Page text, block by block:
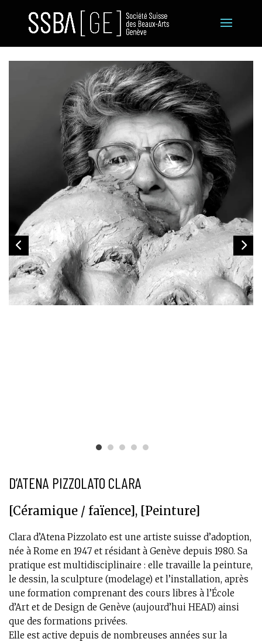
D’ATENA PIZZOLATO CLARA
[Céramique / faïence], [Peinture]
Clara d’Atena Pizzolato est une artiste suisse d’adoption,
née à Rome en 1947 et résidant à Genève depuis 1980. Sa
pratique est multidisciplinaire : elle travaille la peinture,
le dessin, la sculpture (modelage) et l’installation, après
une formation comprenant des cours libres à l’École
d’Art et de Design de Genève (aujourd’hui HEAD) ainsi
que des formations privées.
Elle est active depuis de nombreuses années sur la